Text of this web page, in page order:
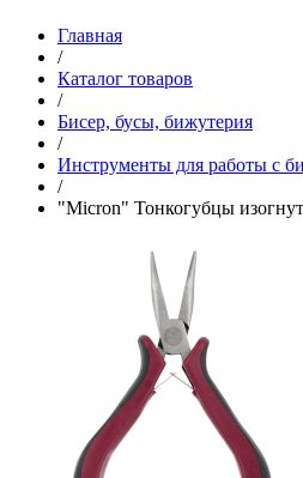
Главная
/
Каталог товаров
/
Бисер, бусы, бижутерия
/
Инструменты для работы с
/
"Micron" Тонкогубцы